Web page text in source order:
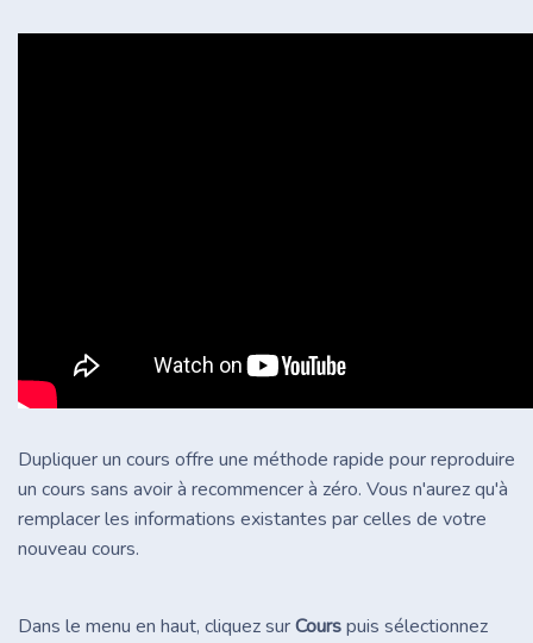
Dupliquer un cours offre une méthode rapide pour reproduire
un cours sans avoir à recommencer à zéro. Vous n'aurez qu'à
remplacer les informations existantes par celles de votre
nouveau cours.
Dans le menu en haut, cliquez surCourspuis sélectionnez